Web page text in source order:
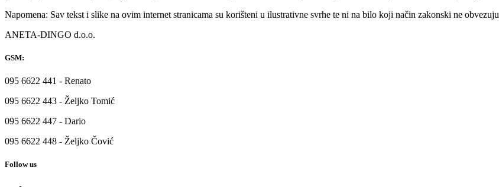
Napomena: Sav tekst i slike na ovim internet stranicama su korišteni u ilustrativne svrhe te ni na bilo koji način zakonski ne obvezuju
ANETA-DINGO d.o.o.
GSM:
095 6622 441 - Renato
095 6622 443 - Željko Tomić
095 6622 447 - Dario
095 6622 448 - Željko Čović
Follow us